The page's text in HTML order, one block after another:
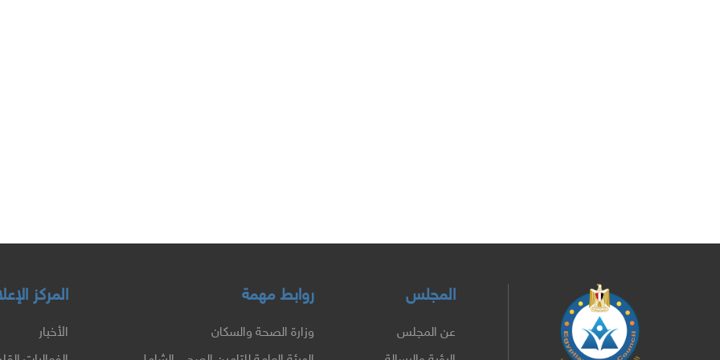
المجلس
عن المجلس
روابط مهمة
وزارة الصحة والسكان
المركز
الأخبار